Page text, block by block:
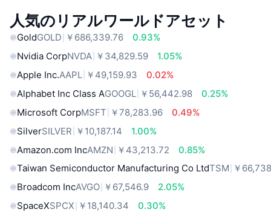
人気のリアルワールドアセット
GoldGOLD ￥686,339.76
0.93%
Nvidia CorpNVDA ￥34,829.59
1.05%
Apple Inc.AAPL ￥49,159.93
0.02%
Alphabet Inc Class AGOOGL ￥56,442.98
0.25%
Microsoft CorpMSFT ￥78,283.96
0.49%
SilverSILVER ￥10,187.14
1.00%
Amazon.com IncAMZN ￥43,213.72
0.85%
Taiwan Semiconductor Manufacturing Co LtdTSM ￥
Broadcom IncAVGO ￥67,546.9
2.05%
SpaceXSPCX ￥18,140.34
0.30%